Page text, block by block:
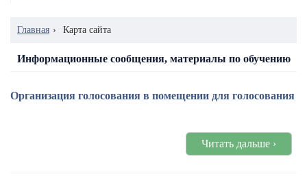
Главная › Карта сайта
Информационные сообщения, материалы по обучению
Организация голосования в помещении для голосования
Читать дальше ›